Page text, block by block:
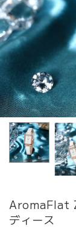
AromaFlat
ディース